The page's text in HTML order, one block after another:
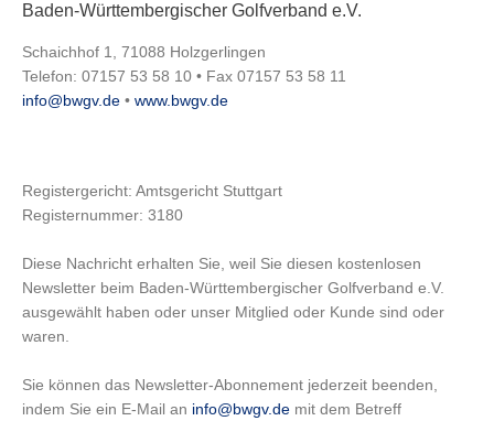
Baden-Württembergischer Golfverband e.V.
Schaichhof 1, 71088 Holzgerlingen
Telefon: 07157 53 58 10 • Fax 07157 53 58 11
info@bwgv.de • www.bwgv.de
Registergericht: Amtsgericht Stuttgart
Registernummer: 3180
Diese Nachricht erhalten Sie, weil Sie diesen kostenlosen
Newsletter beim Baden-Württembergischer Golfverband e.V.
ausgewählt haben oder unser Mitglied oder Kunde sind oder
waren.
Sie können das Newsletter-Abonnement jederzeit beenden,
indem Sie ein E-Mail an info@bwgv.de mit dem Betreff